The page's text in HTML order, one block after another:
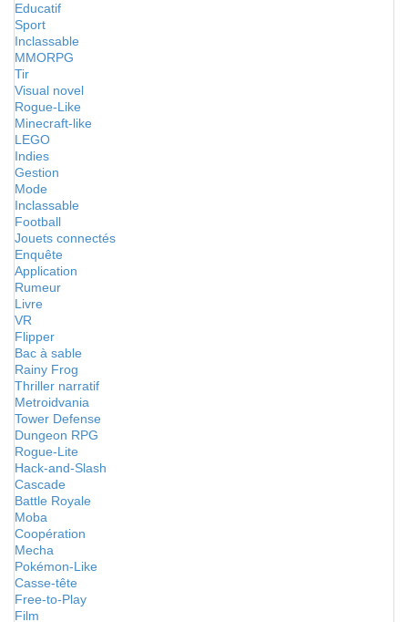
Educatif
Sport
Inclassable
MMORPG
Tir
Visual novel
Rogue-Like
Minecraft-like
LEGO
Indies
Gestion
Mode
Inclassable
Football
Jouets connectés
Enquête
Application
Rumeur
Livre
VR
Flipper
Bac à sable
Rainy Frog
Thriller narratif
Metroidvania
Tower Defense
Dungeon RPG
Rogue-Lite
Hack-and-Slash
Cascade
Battle Royale
Moba
Coopération
Mecha
Pokémon-Like
Casse-tête
Free-to-Play
Film